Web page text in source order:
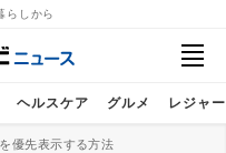
らしから
ヘルスケア グルメ レジャー
優先表示する方法